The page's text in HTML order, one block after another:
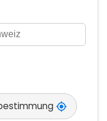
my_location